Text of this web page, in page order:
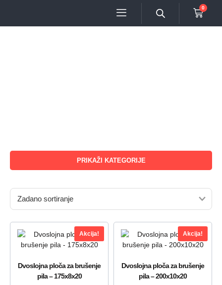
0
PRIKAŽI KATEGORIJE
Akcija!
Dvoslojna ploča za brušenje
pila – 175x8x20
Akcija!
Dvoslojna ploča za brušenje
pila – 200x10x20